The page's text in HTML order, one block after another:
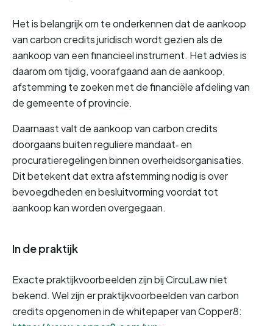
Het is belangrijk om te onderkennen dat de aankoop
van carbon credits juridisch wordt gezien als de
aankoop van een financieel instrument. Het advies is
daarom om tijdig, voorafgaand aan de aankoop,
afstemming te zoeken met de financiële afdeling van
de gemeente of provincie.
Daarnaast valt de aankoop van carbon credits
doorgaans buiten reguliere mandaat‑ en
procuratieregelingen binnen overheidsorganisaties.
Dit betekent dat extra afstemming nodig is over
bevoegdheden en besluitvorming voordat tot
aankoop kan worden overgegaan.
In de praktijk
Exacte praktijkvoorbeelden zijn bij CircuLaw niet
bekend. Wel zijn er praktijkvoorbeelden van carbon
credits opgenomen in de whitepaper van Copper8: